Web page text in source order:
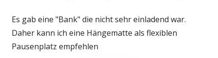
Es gab eine "Bank" die nicht sehr einladend war.
Daher kann ich eine Hängematte als flexiblen
Pausenplatz empfehlen